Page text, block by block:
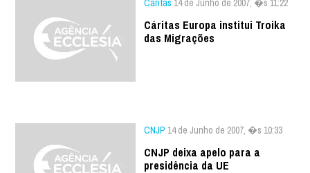
Caritas 14 de Junho de 2007, �s 11:22
Cáritas Europa institui Troika
das Migrações
CNJP 14 de Junho de 2007, �s 10:33
CNJP deixa apelo para a
presidência da UE